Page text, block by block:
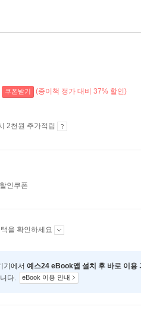
쿠폰받기 (종이책 정가 대비 37% 할인)
2천원 추가적립
인쿠폰
을 확인하세요
기에서 예스24 eBook앱 설치 후 바로 이용
다. eBook 이용 안내